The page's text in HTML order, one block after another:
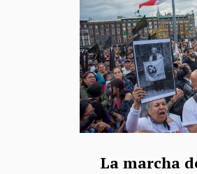
La marcha